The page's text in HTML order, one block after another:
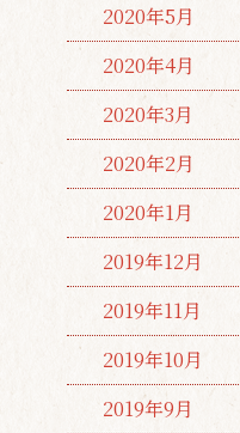
2020年5月
2020年4月
2020年3月
2020年2月
2020年1月
2019年12月
2019年11月
2019年10月
2019年9月